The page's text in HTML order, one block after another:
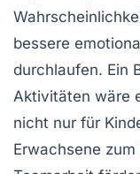
bessere
durchlaufen. Ein
Aktivitäten wäre
nicht nur für
Erwachsene